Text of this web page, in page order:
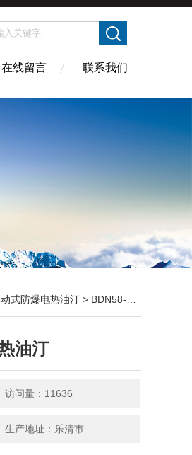
在线留言 联系我们
式防爆电热油汀 > BDN58-13/3kw防爆电热油汀
油汀
访问量：11636
生产地址：乐清市